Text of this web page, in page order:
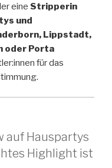
eine Stripperin
und
Lippstadt,
oder Porta
für das
auf Hauspartys
Highlight ist